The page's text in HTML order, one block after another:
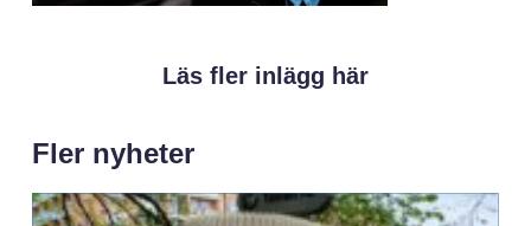
Läs fler inlägg här
Fler nyheter